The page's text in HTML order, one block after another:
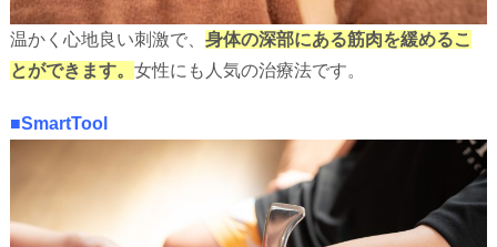
温かく心地良い刺激で、 身体の深部にある筋肉を緩めるこ
とができます。 女性にも人気の治療法です。
■SmartTool